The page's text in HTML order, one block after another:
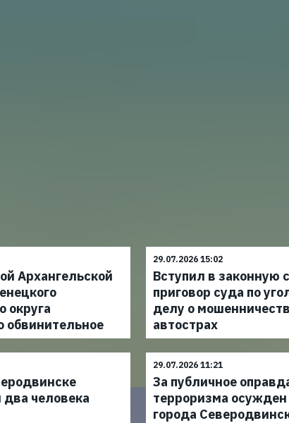
Архангельской
округа
обвинительное
29.07.2026 15:02
Вступил в законную
приговор суда по
делу о
автострах
человека
29.07.2026 11:21
За публичное
терроризма
города